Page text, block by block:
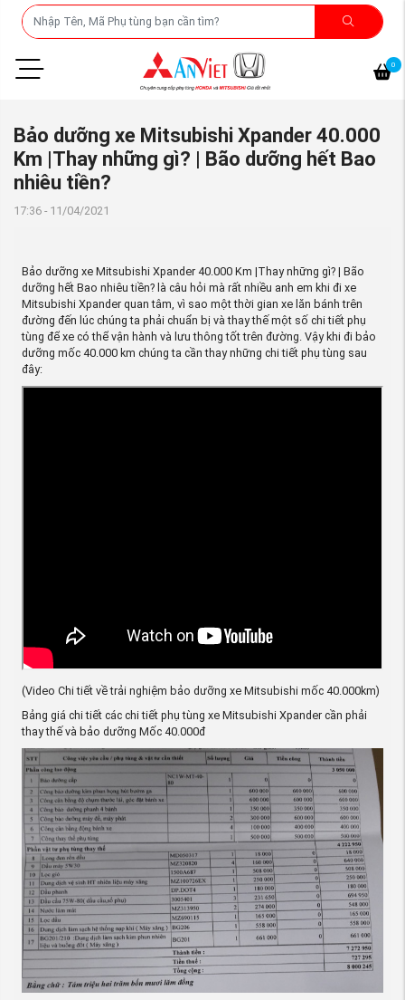
0
Bảo dưỡng xe Mitsubishi Xpander 40.000
Km |Thay những gì? | Bão dưỡng hết Bao
nhiêu tiền?
17:36 - 11/04/2021
Bảo dưỡng xe Mitsubishi Xpander 40.000 Km |Thay những gì? | Bão
dưỡng hết Bao nhiêu tiền? là câu hỏi mà rất nhiều anh em khi đi xe
Mitsubishi Xpander quan tâm, vì sao một thời gian xe lăn bánh trên
đường đến lúc chúng ta phải chuẩn bị và thay thế một số chi tiết phụ
tùng để xe có thể vận hành và lưu thông tốt trên đường. Vậy khi đi bảo
dưỡng mốc 40.000 km chúng ta cần thay những chi tiết phụ tùng sau
đây:
(Video Chi tiết về trải nghiệm bảo dưỡng xe Mitsubishi mốc 40.000km)
Bảng giá chi tiết các chi tiết phụ tùng xe Mitsubishi Xpander cần phải
thay thế và bảo dưỡng Mốc 40.000đ